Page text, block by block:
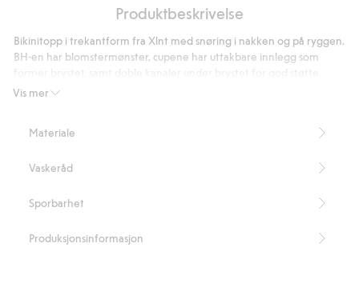
3
stemmer
Produktbeskrivelse
Vis mer
Bikinitopp i trekantform fra Xlnt med snøring i nakken og på ryggen.
BH-en har blomstermønster, cupene har uttakbare innlegg som
Uttakbar vattering
Doble kanaler under bysten
Artikkelnummer
Materiale
Vaskeråd
Sporbarhet
Produksjonsinformasjon